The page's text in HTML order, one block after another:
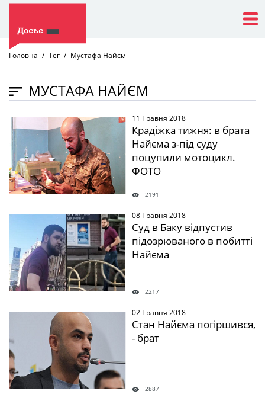
Головна Тег Мустафа Найєм
МУСТАФА НАЙЄМ
" /> 11 Травня 2018
Крадіжка тижня: в брата
Найєма з-під суду
поцупили мотоцикл.
ФОТО
2191
08 Травня 2018
Суд в Баку відпустив
підозрюваного в побитті
Найєма
2217
02 Травня 2018
Стан Найєма погіршився,
- брат
2887